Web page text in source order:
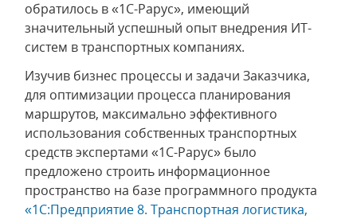
обратилось в «1С-Рарус», имеющий
значительный успешный опыт внедрения ИТ-
систем в транспортных компаниях.
Изучив бизнес процессы и задачи Заказчика,
для оптимизации процесса планирования
маршрутов, максимально эффективного
использования собственных транспортных
средств экспертами «1С-Рарус» было
предложено строить информационное
пространство на базе программного продукта
«1С:Предприятие 8. Транспортная логистика,